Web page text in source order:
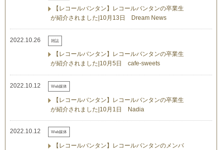
【レコールバンタン】レコールバンタンの卒業生
が紹介されました|10月13日 Dream News
2022.10.26 雑誌
【レコールバンタン】レコールバンタンの卒業生
が紹介されました|10月5日 cafe-sweets
2022.10.12 Web媒体
【レコールバンタン】レコールバンタンの卒業生
が紹介されました|10月1日 Nadia
2022.10.12 Web媒体
【レコールバンタン】レコールバンタンのメンバ